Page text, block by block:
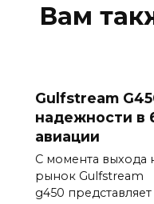
Вам
Gulfstream
надежности в
авиации
С момента выхода
рынок Gulfstream
g450 представляет